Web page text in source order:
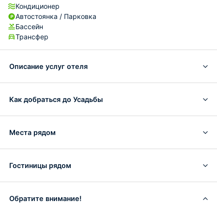
Кондиционер
Автостоянка / Парковка
Бассейн
Трансфер
Описание услуг отеля
Как добраться до Усадьбы
Места рядом
Гостиницы рядом
Обратите внимание!